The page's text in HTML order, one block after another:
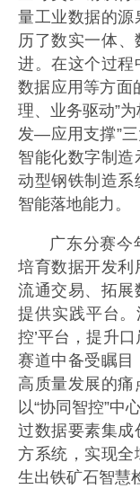
量工业数据的
历了数实一体
进。在这个过程
数据应用等方面
理、业务驱动”
发—应用支撑”
智能化数字制
动型钢铁制造系
智能落地能力。
广东分赛今
培育数据开发
流通交易、拓展
提供实践平台。
控’平台，提升
赛道中备受瞩目
高质量发展的
以“协同智控”中
过数据要素集成
方系统，实现
生出铁矿石智慧